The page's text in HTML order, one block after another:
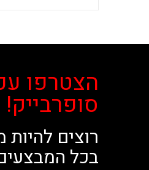
הצטרפו
סופרבייק!
רוצים להיות
בכל